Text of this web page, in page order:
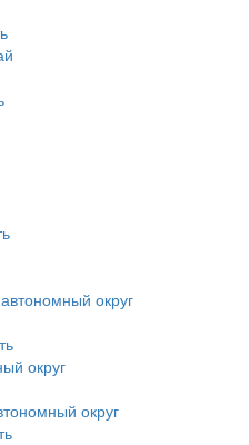
округ
округ
округ